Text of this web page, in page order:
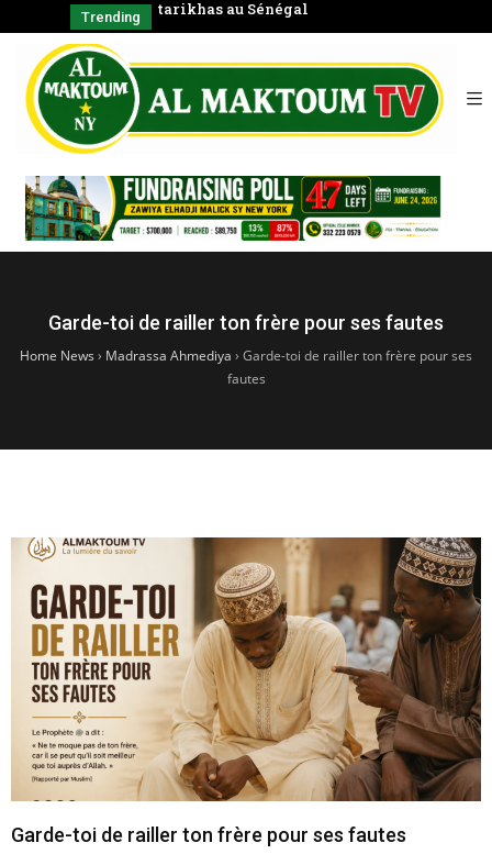
Trending Coran en groupe)
الشّيخ
Garde-toi de railler ton frère pour ses fautes
Home News › Madrassa Ahmediya › Garde-toi de railler ton frère pour ses
fautes
Garde-toi de railler ton frère pour ses fautes